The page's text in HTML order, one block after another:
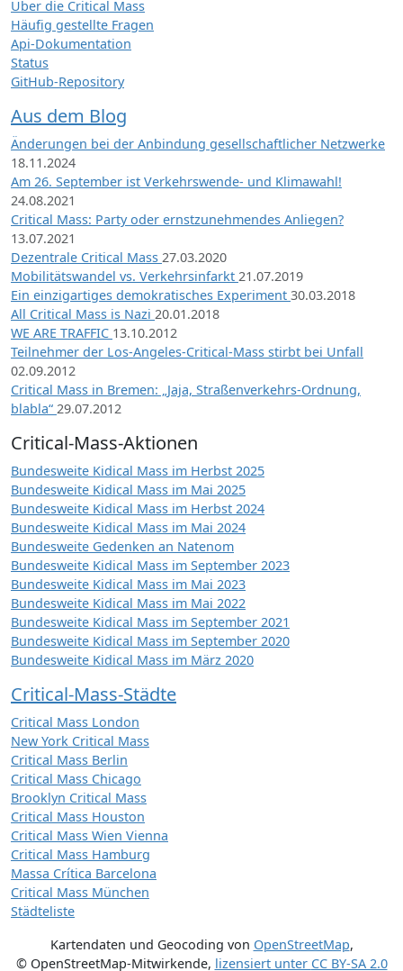
Über die Critical Mass
Häufig gestellte Fragen
Api-Dokumentation
Status
GitHub-Repository
Aus dem Blog
Änderungen bei der Anbindung gesellschaftlicher Netzwerke
18.11.2024
Am 26. September ist Verkehrswende- und Klimawahl!
24.08.2021
Critical Mass: Party oder ernstzunehmendes Anliegen?
13.07.2021
Dezentrale Critical Mass 27.03.2020
Mobilitätswandel vs. Verkehrsinfarkt 21.07.2019
Ein einzigartiges demokratisches Experiment 30.03.2018
All Critical Mass is Nazi 20.01.2018
WE ARE TRAFFIC 13.10.2012
Teilnehmer der Los-Angeles-Critical-Mass stirbt bei Unfall
02.09.2012
Critical Mass in Bremen: „Jaja, Straßenverkehrs-Ordnung,
blabla“ 29.07.2012
Critical-Mass-Aktionen
Bundesweite Kidical Mass im Herbst 2025
Bundesweite Kidical Mass im Mai 2025
Bundesweite Kidical Mass im Herbst 2024
Bundesweite Kidical Mass im Mai 2024
Bundesweite Gedenken an Natenom
Bundesweite Kidical Mass im September 2023
Bundesweite Kidical Mass im Mai 2023
Bundesweite Kidical Mass im Mai 2022
Bundesweite Kidical Mass im September 2021
Bundesweite Kidical Mass im September 2020
Bundesweite Kidical Mass im März 2020
Critical-Mass-Städte
Critical Mass London
New York Critical Mass
Critical Mass Berlin
Critical Mass Chicago
Brooklyn Critical Mass
Critical Mass Houston
Critical Mass Wien Vienna
Critical Mass Hamburg
Massa Crítica Barcelona
Critical Mass München
Städteliste
Kartendaten und Geocoding von OpenStreetMap,
© OpenStreetMap-Mitwirkende, lizensiert unter CC BY-SA 2.0